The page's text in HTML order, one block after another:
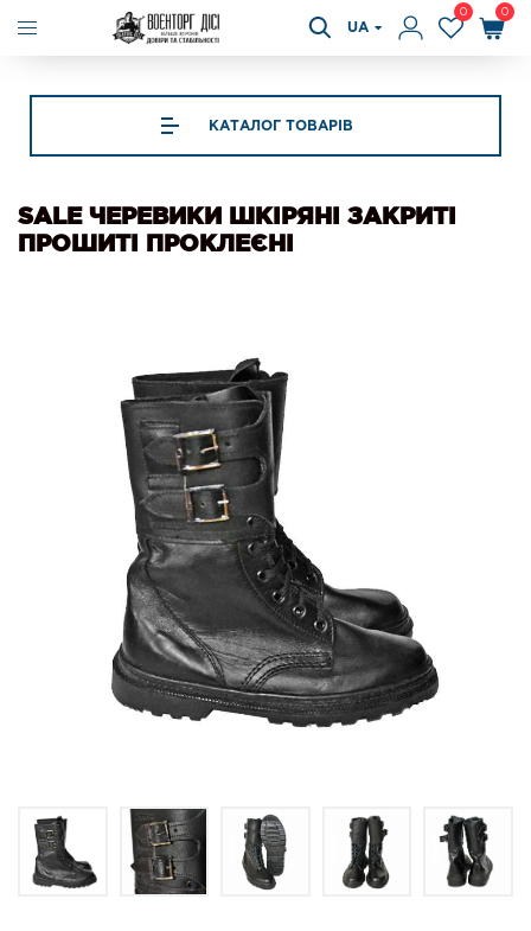
UA
0 0
КАТАЛОГ ТОВАРІВ
SALE ЧЕРЕВИКИ ШКІРЯНІ ЗАКРИТІ
ПРОШИТІ ПРОКЛЕЄНІ